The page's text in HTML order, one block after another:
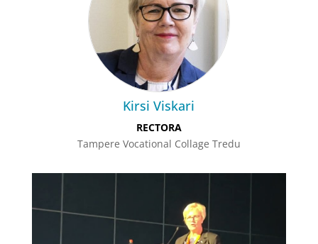
Kirsi Viskari
RECTORA
Tampere Vocational Collage Tredu